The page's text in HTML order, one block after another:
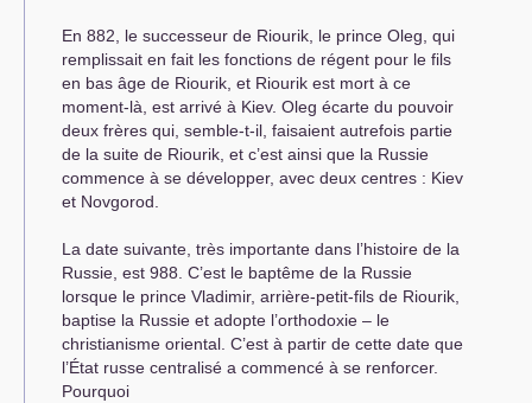
En 882, le successeur de Riourik, le prince Oleg, qui
remplissait en fait les fonctions de régent pour le fils
en bas âge de Riourik, et Riourik est mort à ce
moment-là, est arrivé à Kiev. Oleg écarte du pouvoir
deux frères qui, semble-t-il, faisaient autrefois partie
de la suite de Riourik, et c’est ainsi que la Russie
commence à se développer, avec deux centres : Kiev
et Novgorod.
La date suivante, très importante dans l’histoire de la
Russie, est 988. C’est le baptême de la Russie
lorsque le prince Vladimir, arrière-petit-fils de Riourik,
baptise la Russie et adopte l’orthodoxie – le
christianisme oriental. C’est à partir de cette date que
l’État russe centralisé a commencé à se renforcer.
Pourquoi